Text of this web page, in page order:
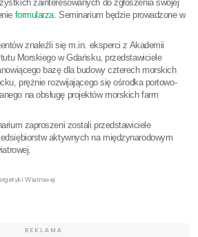
zainteresowanych do zgłoszenia swojej
formularza. Seminarium będzie prowadzone w
znaleźli się m.in. eksperci z Akademii
Morskiego w Gdańsku, przedstawiciele
bazę dla budowy czterech morskich
prężnie rozwijającego się ośrodka portowo-
na obsługę projektów morskich farm
zaproszeni zostali przedstawiciele
aktywnych na międzynarodowym
Wiatrowej
REKLAMA